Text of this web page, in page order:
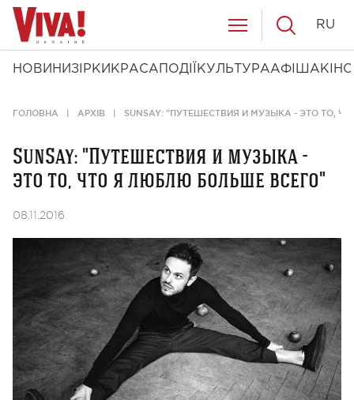
НОВИНИ ЗІРКИ КРАСА ПОДІЇ КУЛЬТУРААФІША КІНО
RU
ГОЛОВНА АРХІВ SUNSAY: "ПУТЕШЕСТВИЯ И МУЗЫКА - ЭТО ТО,
SunSay: "Путешествия и музыка -
это то, что я люблю больше всего"
08.11.2016